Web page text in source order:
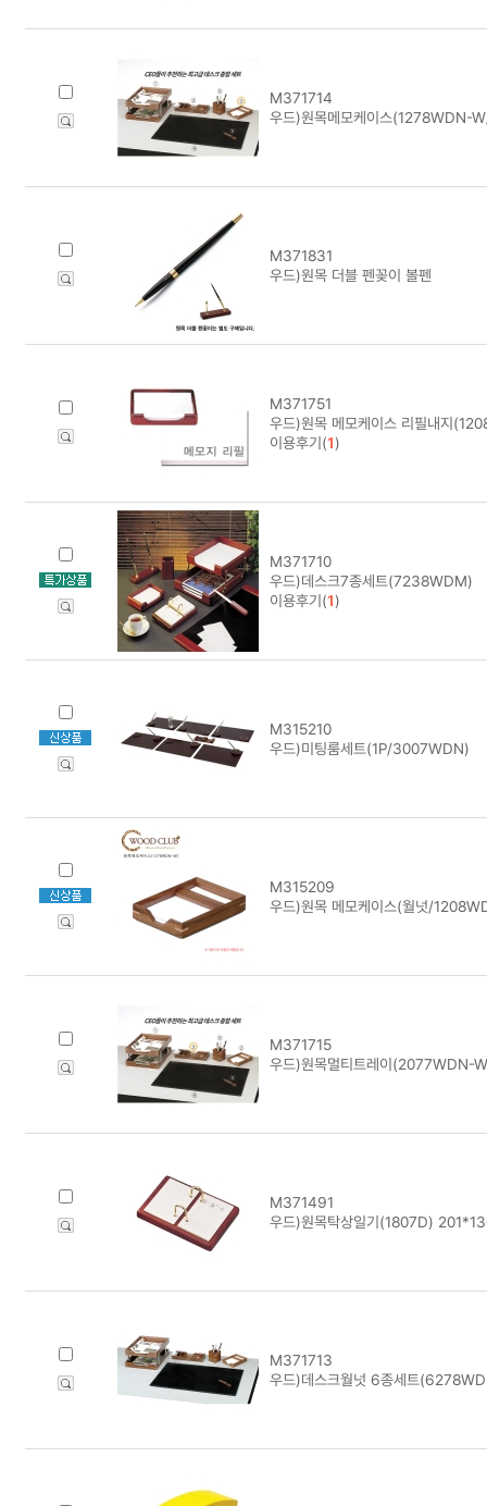
M371714
우드)원목메모케이스(1278WDN-
M371831
우드)원목 더블 펜꽂이 볼펜
M371751
우드)원목 메모케이스 리필내지
이용후기(1)
M371710
우드)데스크7종세트(7238WDM)
이용후기(1)
M315210
우드)미팅룸세트(1P/3007WDN)
M315209
우드)원목 메모케이스(월넛/
M371715
우드)원목멀티트레이(2077WDN-
M371491
우드)원목탁상일기(1807D)
M371713
우드)데스크월넛 6종세트